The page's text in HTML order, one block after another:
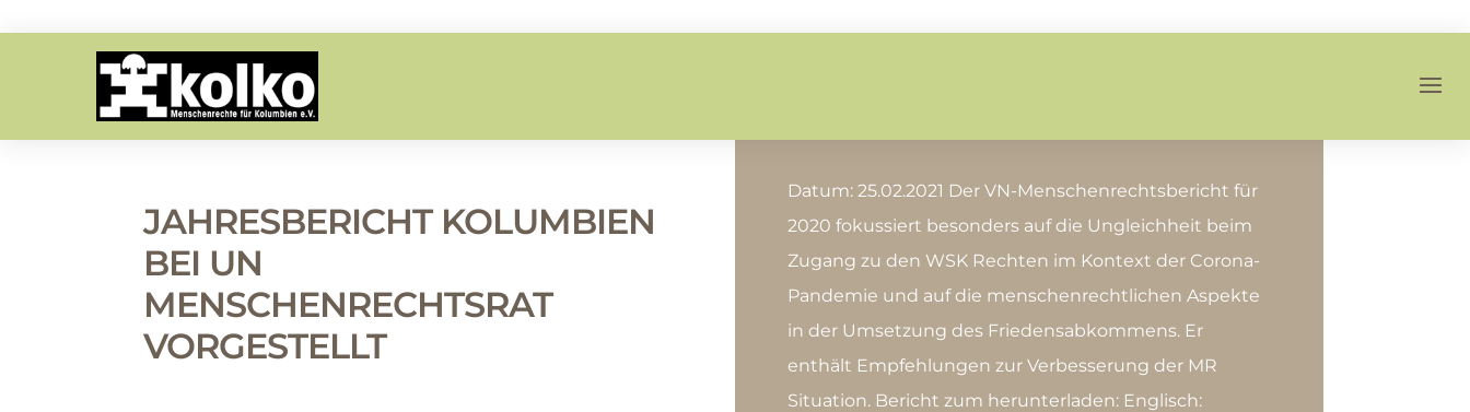
JAHRESBERICHT KOLUMBIEN
BEI UN
MENSCHENRECHTSRAT
VORGESTELLT
Datum: 25.02.2021 Der VN-Menschenrechtsbericht für
2020 fokussiert besonders auf die Ungleichheit beim
Zugang zu den WSK Rechten im Kontext der Corona-
Pandemie und auf die menschenrechtlichen Aspekte
in der Umsetzung des Friedensabkommens. Er
enthält Empfehlungen zur Verbesserung der MR
Situation. Bericht zum herunterladen: Englisch: